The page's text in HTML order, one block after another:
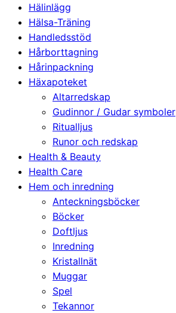
Hälinlägg
Hälsa-Träning
Handledsstöd
Hårborttagning
Hårinpackning
Häxapoteket
Altarredskap
Gudinnor / Gudar symboler
Ritualljus
Runor och redskap
Health & Beauty
Health Care
Hem och inredning
Anteckningsböcker
Böcker
Doftljus
Inredning
Kristallnät
Muggar
Spel
Tekannor